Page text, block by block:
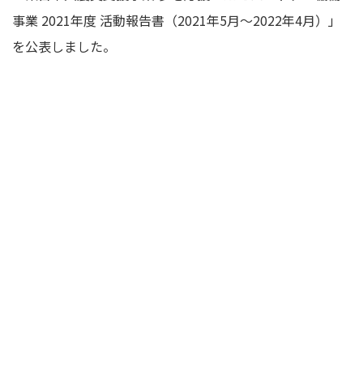
事業 2021年度 活動報告書（2021年5月〜2022年4月）」
を公表しました。